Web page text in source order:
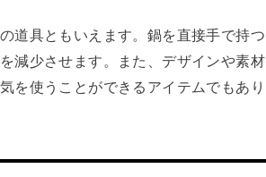
道具ともいえます。鍋を直接手で持つ
減少させます。また、デザインや素材
を使うことができるアイテムでもあり